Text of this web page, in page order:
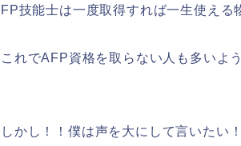
FP技能士は一度取得すれば一生使える
これでAFP資格を取らない人も多いよう
しかし！！僕は声を大にして言いたい！